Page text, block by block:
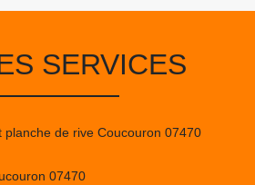
SERVICES
planche de rive Coucouron 07470
07470